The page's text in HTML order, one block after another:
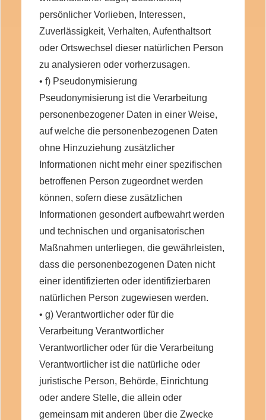
persönlicher Vorlieben, Interessen,
Zuverlässigkeit, Verhalten, Aufenthaltsort
oder Ortswechsel dieser natürlichen Person
zu analysieren oder vorherzusagen.
• f) Pseudonymisierung
Pseudonymisierung ist die Verarbeitung
personenbezogener Daten in einer Weise,
auf welche die personenbezogenen Daten
ohne Hinzuziehung zusätzlicher
Informationen nicht mehr einer spezifischen
betroffenen Person zugeordnet werden
können, sofern diese zusätzlichen
Informationen gesondert aufbewahrt werden
und technischen und organisatorischen
Maßnahmen unterliegen, die gewährleisten,
dass die personenbezogenen Daten nicht
einer identifizierten oder identifizierbaren
natürlichen Person zugewiesen werden.
• g) Verantwortlicher oder für die
Verarbeitung Verantwortlicher
Verantwortlicher oder für die Verarbeitung
Verantwortlicher ist die natürliche oder
juristische Person, Behörde, Einrichtung
oder andere Stelle, die allein oder
gemeinsam mit anderen über die Zwecke